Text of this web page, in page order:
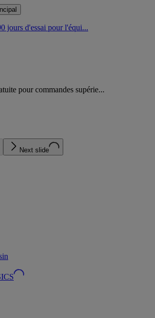
jours d'essai pour l'équi...
pour commandes supérie...
Next slide